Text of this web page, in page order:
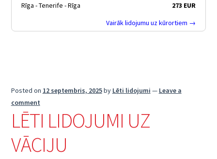
Rīga - Tenerife - Rīga
273 EUR
Vairāk lidojumu uz kūrortiem →
Posted on 12 septembris, 2025by Lēti lidojumi — Leave a
comment
LĒTI LIDOJUMI UZ
VĀCIJU